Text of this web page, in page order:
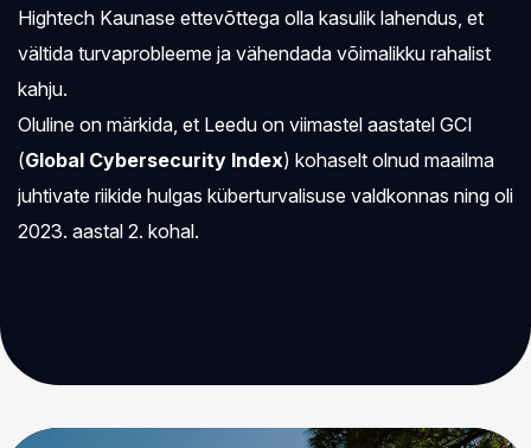
Hightech Kaunase ettevõttega olla kasulik lahendus, et
vältida turvaprobleeme ja vähendada võimalikku rahalist
kahju.
Oluline on märkida, et Leedu on viimastel aastatel GCI
(Global Cybersecurity Index) kohaselt olnud maailma
juhtivate riikide hulgas küberturvalisuse valdkonnas ning oli
2023. aastal 2. kohal.